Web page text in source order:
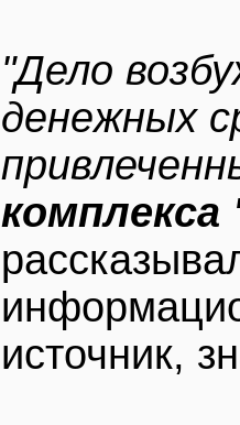
"Дело
денежных
комплекса
источник,